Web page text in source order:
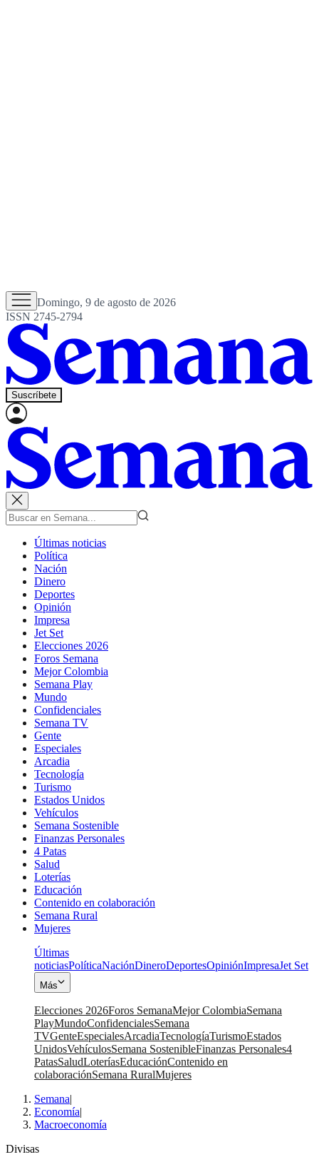
Domingo, 9 de agosto de 2026
ISSN 2745-2794
Suscríbete
Últimas noticias
Política
Nación
Dinero
Deportes
Opinión
Impresa
Jet Set
Elecciones 2026
Foros Semana
Mejor Colombia
Semana Play
Mundo
Confidenciales
Semana TV
Gente
Especiales
Arcadia
Tecnología
Turismo
Estados Unidos
Vehículos
Semana Sostenible
Finanzas Personales
4 Patas
Salud
Loterías
Educación
Contenido en colaboración
Semana Rural
Mujeres
Últimas
noticiasPolíticaNaciónDineroDeportesOpiniónImpresaJet Set
Más
Elecciones 2026Foros SemanaMejor ColombiaSemana
PlayMundoConfidencialesSemana
TVGenteEspecialesArcadiaTecnologíaTurismoEstados
UnidosVehículosSemana SostenibleFinanzas Personales4
PatasSaludLoteríasEducaciónContenido en
colaboraciónSemana RuralMujeres
Semana|
Economía|
Macroeconomía
Divisas